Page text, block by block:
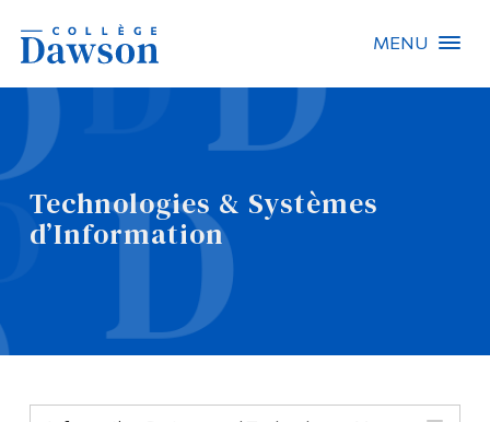
MENU
Technologies & Systèmes
d’Information
Recherche sur le site
Recherche de personnes
EN
Omnivox
Liens rapides